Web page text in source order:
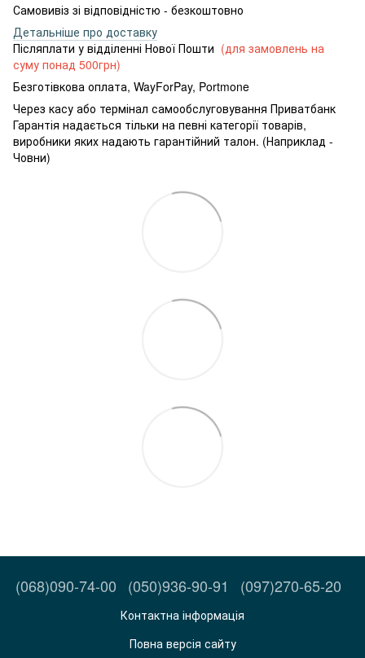
Самовивіз зі відповідністю - безкоштовно
Детальніше про доставку
Післяплати у відділенні Нової Пошти (для замовлень на
суму понад 500грн)
Безготівкова оплата, WayForPay, Portmone
Через касу або термінал самообслуговування Приватбанк
Гарантія надається тільки на певні категорії товарів,
виробники яких надають гарантійний талон. (Наприклад -
Човни)
(068)090-74-00 (050)936-90-91 (097)270-65-20
Контактна інформація
Повна версія сайту